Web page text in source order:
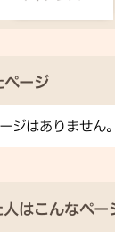
ページ
ジはありません。
はこんなペー